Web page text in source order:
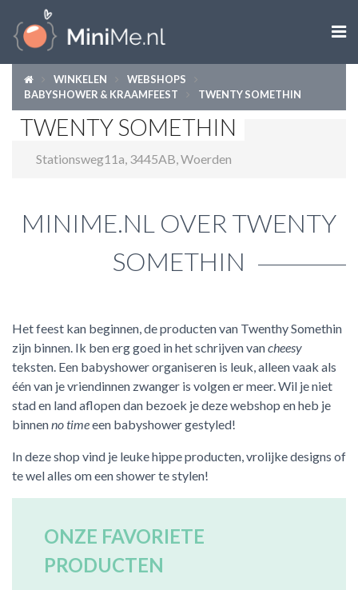

ZWANGER WORDEN
ZWANGER
BABY
SHOPS
ACTIES & KORTING
WINKELEN
WEBSHOPS
BABYSHOWER & KRAAMFEEST
TWENTY SOMETHIN
TWENTY SOMETHIN
Stationsweg11a, 3445AB,Woerden
MINIME.NL OVER TWENTY
SOMETHIN
Het feest kan beginnen, de producten van Twenthy Somethin
zijn binnen. Ik ben erg goed in het schrijven vancheesy
teksten. Een babyshower organiseren is leuk, alleen vaak als
één van je vriendinnen zwanger is volgen er meer. Wil je niet
stad en land aflopen dan bezoek je deze webshop en heb je
binnenno timeeen babyshower gestyled!
In deze shop vind je leuke hippe producten, vrolijke designs of
te wel alles om een shower te stylen!
ONZE FAVORIETE
PRODUCTEN